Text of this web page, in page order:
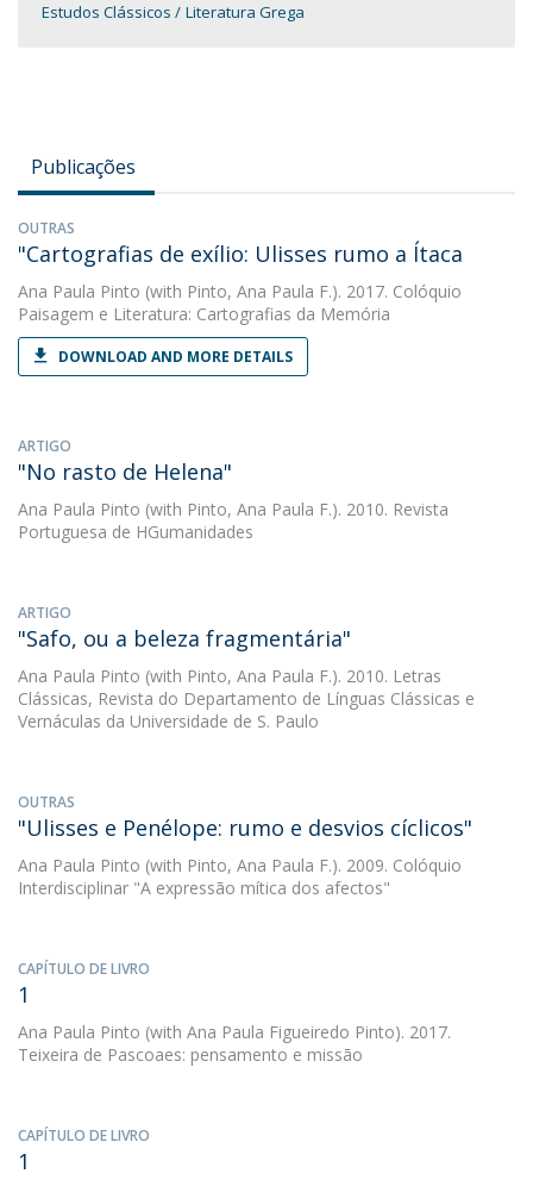
Estudos Clássicos Literatura Grega
Publicações
OUTRAS
"Cartografias de exílio: Ulisses rumo a Ítaca
Ana Paula Pinto (with Pinto, Ana Paula F.). 2017. Colóquio
Paisagem e Literatura: Cartografias da Memória
DOWNLOAD AND MORE DETAILS
ARTIGO
"No rasto de Helena"
Ana Paula Pinto (with Pinto, Ana Paula F.). 2010. Revista
Portuguesa de HGumanidades
ARTIGO
"Safo, ou a beleza fragmentária"
Ana Paula Pinto (with Pinto, Ana Paula F.). 2010. Letras
Clássicas, Revista do Departamento de Línguas Clássicas e
Vernáculas da Universidade de S. Paulo
OUTRAS
"Ulisses e Penélope: rumo e desvios cíclicos"
Ana Paula Pinto (with Pinto, Ana Paula F.). 2009. Colóquio
Interdisciplinar "A expressão mítica dos afectos"
CAPÍTULO DE LIVRO
1
Ana Paula Pinto (with Ana Paula Figueiredo Pinto). 2017.
Teixeira de Pascoaes: pensamento e missão
CAPÍTULO DE LIVRO
1